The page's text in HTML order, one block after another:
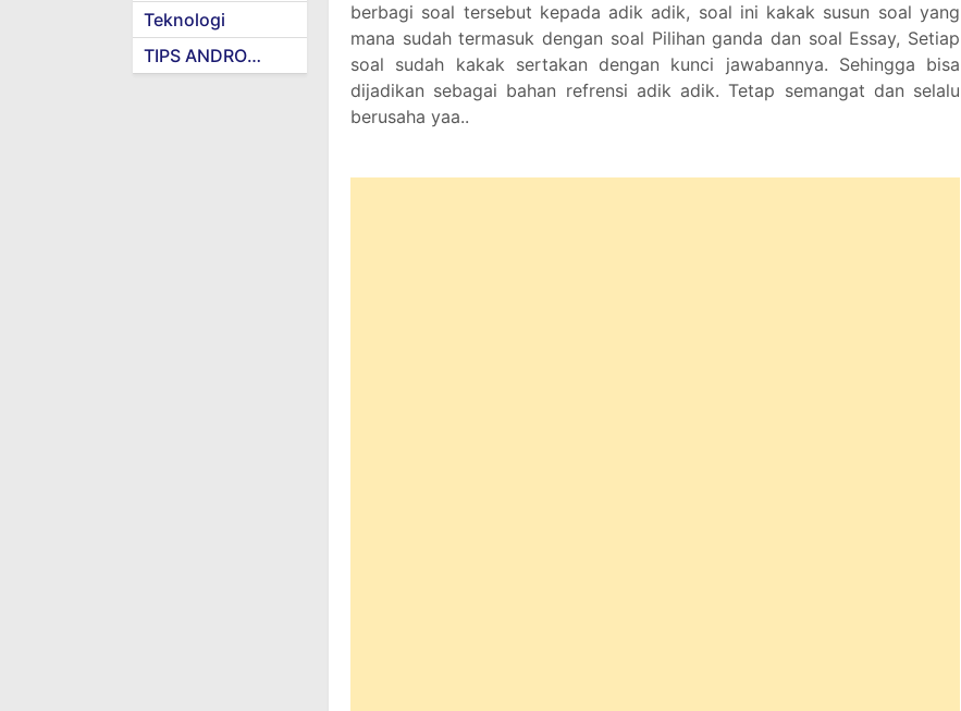
berbagi soal tersebut kepada adik adik, soal ini kakak susun soal yang
mana sudah termasuk dengan soal Pilihan ganda dan soal Essay, Setiap
soal sudah kakak sertakan dengan kunci jawabannya. Sehingga bisa
dijadikan sebagai bahan refrensi adik adik. Tetap semangat dan selalu
berusaha yaa..
Teknologi
TIPS ANDROID